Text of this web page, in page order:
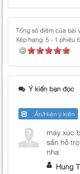
Tổng số điểm của bài
Xếp hạng: 5 - 1 phiếu
Ý kiến bạn đọc
Ẩn/Hiện ý kiến
máy xúc
sẵn hỗ
nha
Hung